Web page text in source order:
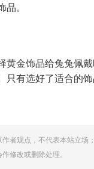
。
黄金饰品给兔兔佩
只有选好了适合的
者观点，不代表本站立场
修改或删除处理。